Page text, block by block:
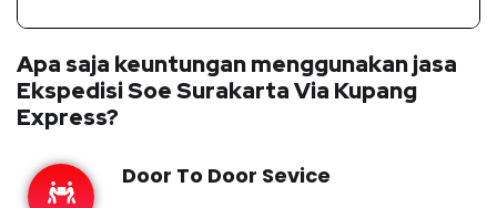
Apa saja keuntungan menggunakan jasa
Ekspedisi Soe Surakarta Via Kupang
Express?
Door To Door Sevice